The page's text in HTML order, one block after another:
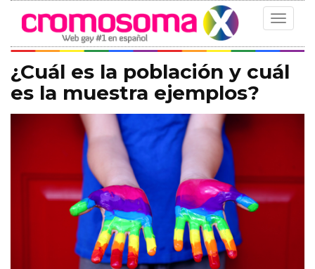
Toggle
¿Cuál es la población y cuál
es la muestra ejemplos?